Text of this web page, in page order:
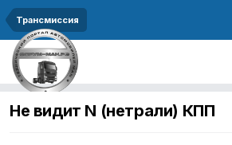
Трансмиссия
Не видит N (нетрали) КПП